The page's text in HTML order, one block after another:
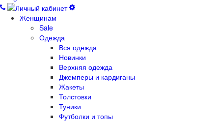
Женщинам
Sale
Одежда
Вся одежда
Новинки
Верхняя одежда
Джемперы и кардиганы
Жакеты
Толстовки
Туники
Футболки и топы